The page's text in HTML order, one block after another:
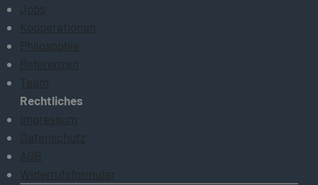
Jobs
Kooperationen
Philosophie
Referenzen
Team
Rechtliches
Impressum
Datenschutz
AGB
Widerrufsformular